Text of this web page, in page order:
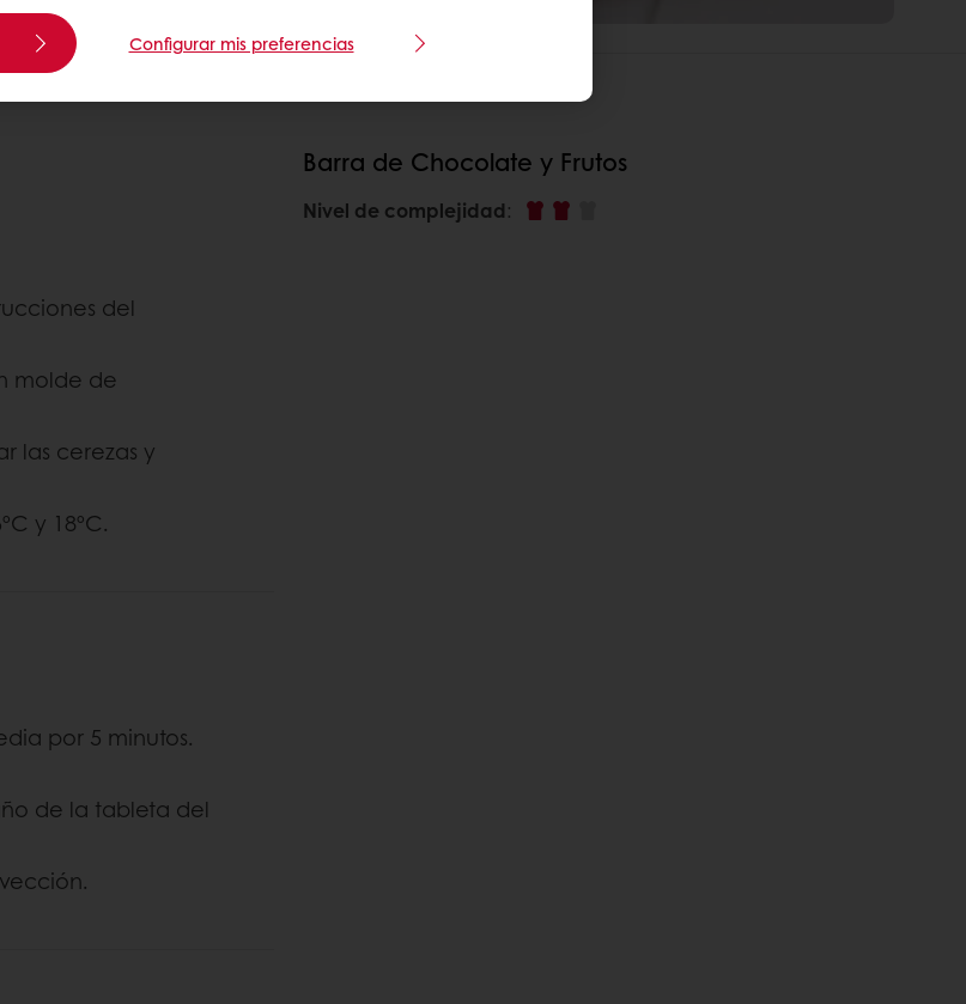
del
molde de
las cerezas y
y 18ºC.
por 5 minutos.
de la tableta del
Barra de Chocolate y Frutos
Nivel de complejidad:
Configurar mis preferencias